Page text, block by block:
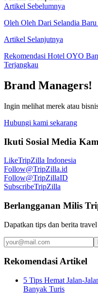
Artikel Sebelumnya
Oleh Oleh Dari Selandia
Artikel Selanjutnya
Rekomendasi Hotel OYO
Terjangkau
Brand Managers!
Ingin melihat merek atau
Hubungi kami sekarang
Ikuti Sosial Media
LikeTripZilla Indonesia
Follow@TripZilla.id
Follow@TripZillaID
SubscribeTripZilla
Berlangganan Milis
Dapatkan tips dan berita
Rekomendasi Artikel
5 Tips Hemat Jalan-
Banyak Turis